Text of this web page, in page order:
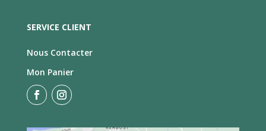
SERVICE CLIENT
Nous Contacter
Mon Panier